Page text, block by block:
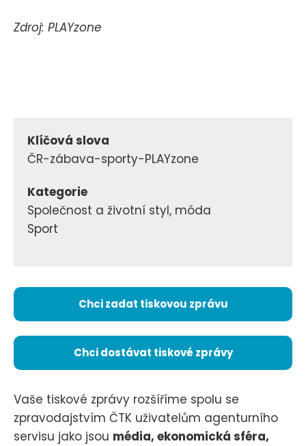
Zdroj: PLAYzone
Klíčová slova
ČR-zábava-sporty-PLAYzone
Kategorie
Společnost a životní styl, móda
Sport
Chci zadat tiskovou zprávu
Chci dostávat tiskové zprávy
Vaše tiskové zprávy rozšíříme spolu se
zpravodajstvím ČTK uživatelům agenturního
servisu jako jsou média, ekonomická sféra,